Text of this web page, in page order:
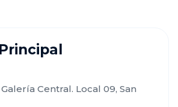
Central. Local 09, San